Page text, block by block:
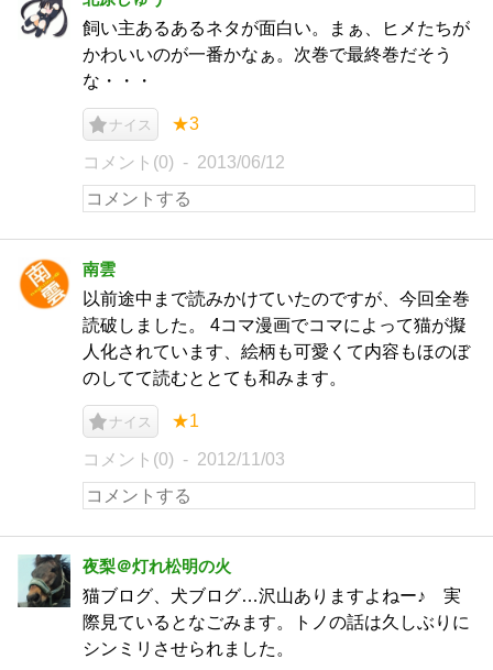
飼い主あるあるネタが面白い。まぁ、ヒメたちが
かわいいのが一番かなぁ。次巻で最終巻だそう
な・・・
ナイス ★3
コメント(0) 2013/06/12
南雲
以前途中まで読みかけていたのですが、今回全巻
読破しました。 4コマ漫画でコマによって猫が擬
人化されています、絵柄も可愛くて内容もほのぼ
のしてて読むととても和みます。
ナイス ★1
コメント(0) 2012/11/03
夜梨＠灯れ松明の火
猫ブログ、犬ブログ…沢山ありますよねー♪ 実
際見ているとなごみます。トノの話は久しぶりに
シンミリさせられました。